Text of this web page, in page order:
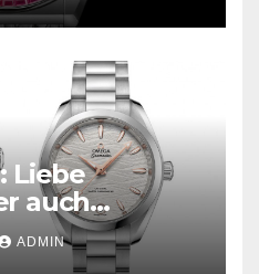
Liebe
auch
für den
ADMIN